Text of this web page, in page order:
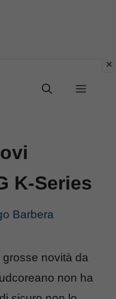
Menu
K-Series
Barbera
novità da
non ha